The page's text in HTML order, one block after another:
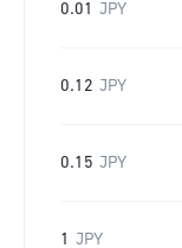
0.01 JPY
0.12 JPY
0.15 JPY
1 JPY